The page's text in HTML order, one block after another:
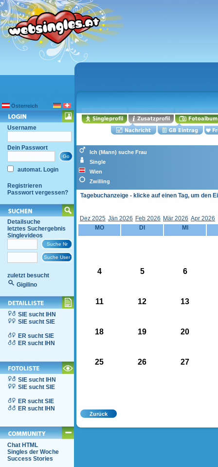
Österreich
Username
Dein Passwort
automat. Login
Registrieren
Passwort vergessen?
Detailsuche
letztes Suchergebnis
Singlevideos
zuletzt besucht
Gigilino
SIE sucht IHN
SIE sucht SIE
ER sucht SIE
ER sucht IHN
SIE sucht IHN
SIE sucht SIE
ER sucht SIE
ER sucht IHN
Chat HTML
Singles der Woche
Success Stories
Ich (Mann) suche Frau
Single
Wien
Zwilling
Tagebuchanzeige - klicke auf einen Tag, um den
Dez 2025 Jän 2026 Feb 2026 Mär 2026 Apr 2026
MO
DI MI
4 5 6
11 12 13
18 19 20
25 26 27